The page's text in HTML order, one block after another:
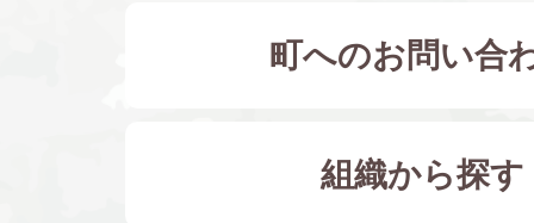
町へのお問い合
組織から探す